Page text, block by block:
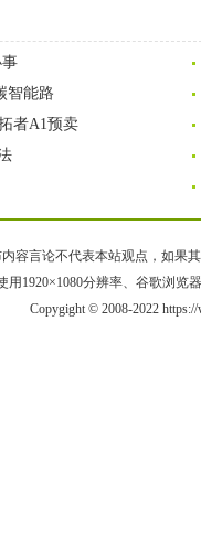
智能路
者A1预卖
容言论不代表本站观点，如果
用1920×1080分辨率、谷歌浏览
Copygight © 2008-2022